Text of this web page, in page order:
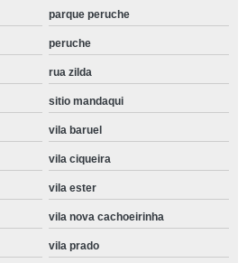
parque peruche
peruche
rua zilda
sitio mandaqui
vila baruel
vila ciqueira
vila ester
vila nova cachoeirinha
vila prado